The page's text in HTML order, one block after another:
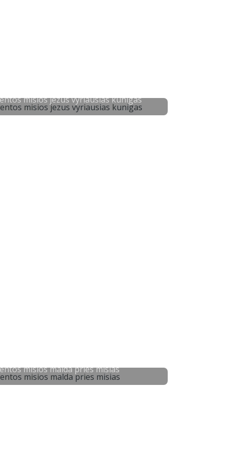
misios jezus vyriausias kunigas
misios malda pries misias